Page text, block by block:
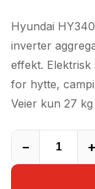
Hyundai
inverter
effekt.
for hytte,
Veier kun 27
− +